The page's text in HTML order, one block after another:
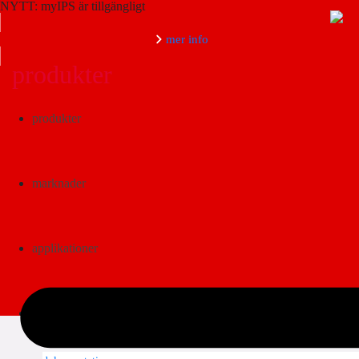
NYTT: myIPS är tillgängligt
mer info
Sök
produkter
marknader
applikationer
produkter